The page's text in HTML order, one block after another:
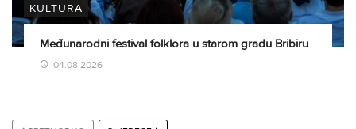
KULTURA
Međunarodni festival folklora u starom gradu Bribiru
04.08.2026